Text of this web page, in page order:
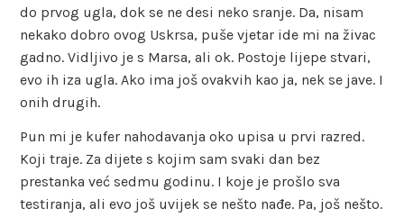
do prvog ugla, dok se ne desi neko sranje. Da, nisam
nekako dobro ovog Uskrsa, puše vjetar ide mi na živac
gadno. Vidljivo je s Marsa, ali ok. Postoje lijepe stvari,
evo ih iza ugla. Ako ima još ovakvih kao ja, nek se jave. I
onih drugih.
Pun mi je kufer nahodavanja oko upisa u prvi razred.
Koji traje. Za dijete s kojim sam svaki dan bez
prestanka već sedmu godinu. I koje je prošlo sva
testiranja, ali evo još uvijek se nešto nađe. Pa, još nešto.